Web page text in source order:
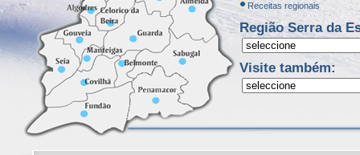
Receitas regionais
Região Serra da
Visite também: